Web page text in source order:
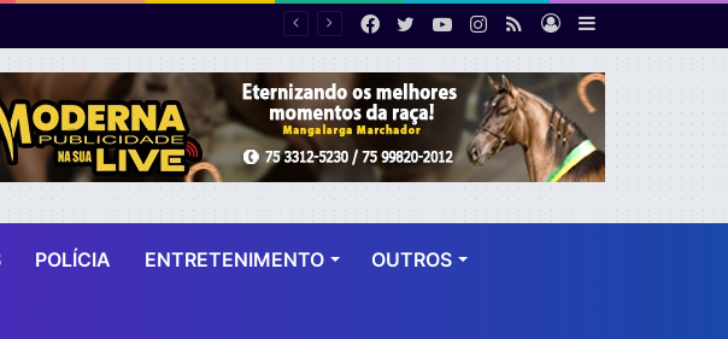
SUS cresce 54% em dez anos
Barra
Lateral
Entrar
RSS
Instagram
YouTube
Twitter
Facebook
POLÍCIA ENTRETENIMENTO OUTROS